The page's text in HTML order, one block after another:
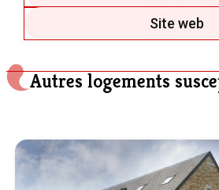
Site web
Autres logements